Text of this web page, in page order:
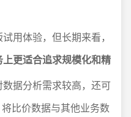
用体验，但长期来看，
更适合追求规模化和精
据分析需求较高，还可
比价数据与其他业务数